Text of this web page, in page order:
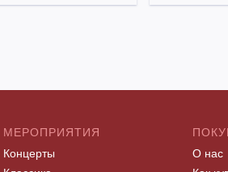
МЕРОПРИЯТИЯ
Концерты
О нас